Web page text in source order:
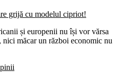
și europenii nu își vor vărsa
măcar un război economic nu